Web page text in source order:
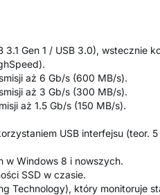
3.1 Gen 1 / USB 3.0), wstecznie
aż 6 Gb/s (600 MB/s).
aż 3 Gb/s (300 MB/s).
aż 1.5 Gb/s (150 MB/s).
USB interfejsu (teor. 5
w Windows 8 i nowszych.
SSD w czasie.
Technology), który monitoruje